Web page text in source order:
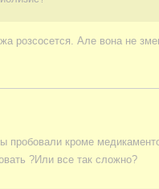
розсосется. Але вона не
пробовали кроме
?Или все так сложно?